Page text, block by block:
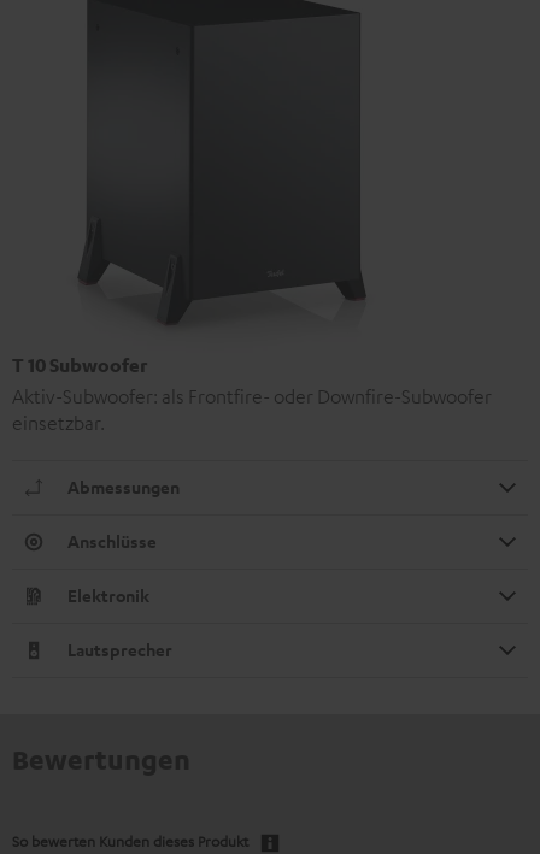
T 10 Subwoofer
Aktiv-Subwoofer: als Frontfire- oder Downfire-Subwoofer
einsetzbar.
Abmessungen
Anschlüsse
Elektronik
Lautsprecher
So bewerten Kunden dieses Produkt